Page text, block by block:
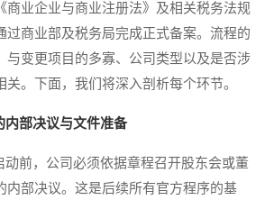
商业企业与商业注册法》及相关税务法规
过商业部及税务局完成正式备案。流程的
与变更项目的多寡、公司类型以及是否涉
关。下面，我们将深入剖析每个环节。
内部决议与文件准备
前，公司必须依据章程召开股东会或董
内部决议。这是后续所有官方程序的基